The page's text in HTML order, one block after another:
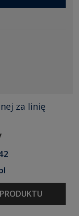
za linię